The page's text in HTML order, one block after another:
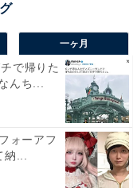
一ヶ月
で帰りた
んち...
ォーアフ
納...